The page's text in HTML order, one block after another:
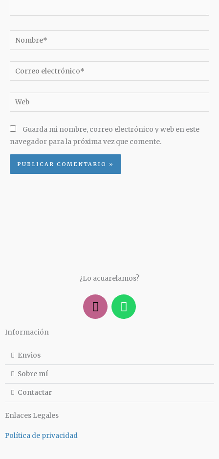
Nombre*
Correo
electrónico*
Web
Guarda mi nombre, correo electrónico y web en este
navegador para la próxima vez que comente.
¿Lo acuarelamos?
I
n
g
a
m
W
h
a
p
Información
Envios
Sobre mí
Contactar
Enlaces Legales
Política de privacidad